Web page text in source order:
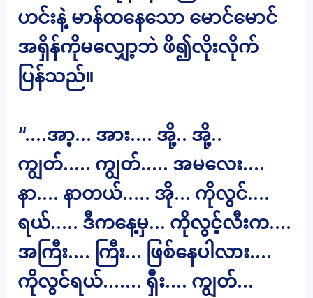
ဟင်းနဲ့ မာန်ထနေသော မောင်မောင်
အရှိန်ကိုမလျှော့ဘဲ ဖိ၍လိုးလိုက်
ပြန်သည်။
“….အာ့… အား…. အို့.. အို့..
ကျွတ်….. ကျွတ်….. အမလေး….
နာ…. နာတယ်….. အို… ကိုလွင်….
ရယ်….. ဒီကနေ့မှ… ကိုလွင့်လီးက….
အကြီး…. ကြီး… ဖြစ်နေပါလား….
ကိုလွင်ရယ်……. ရှီး…. ကျွတ်…